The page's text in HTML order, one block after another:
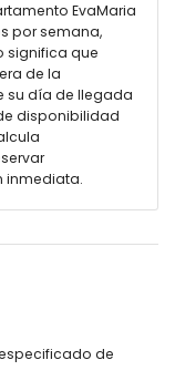
al aire libre
de 1000 metros
Mediterráneo (a
de 1000 metros
de 5 kilómetros
de 100
EvaMaria
por semana,
significa que
de la
su día de llegada
disponibilidad
inmediata.
de